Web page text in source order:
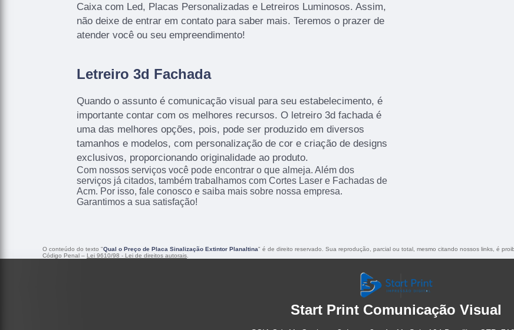
Caixa com Led, Placas Personalizadas e Letreiros Luminosos. Assim,
não deixe de entrar em contato para saber mais. Teremos o prazer de
atender você ou seu empreendimento!
Letreiro 3d Fachada
Quando o assunto é comunicação visual para seu estabelecimento, é
importante contar com os melhores recursos. O letreiro 3d fachada é
uma das melhores opções, pois, pode ser produzido em diversos
tamanhos e modelos, com personalização de cor e criação de designs
exclusivos, proporcionando originalidade ao produto.
Com nossos serviços você pode encontrar o que almeja. Além dos
serviços já citados, também trabalhamos com Cortes Laser e Fachadas de
Acm. Por isso, fale conosco e saiba mais sobre nossa empresa.
Garantimos a sua satisfação!
O conteúdo do texto "Qual o Preço de Placa Sinalização Extintor Planaltina" é de direito reservado. Sua reprodução, parcial ou total, mesmo citando nossos links, é
Código Penal – Lei 9610/98 - Lei de direitos autorais
Start Print Comunicação Visual